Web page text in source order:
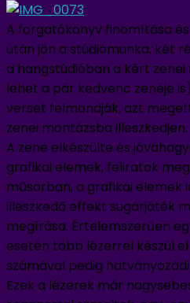
A forgatókönyv finomítása
után jön a stúdiómunka, két
a hangstúdióban a kért
lehet a pár kedvenc zenéje
verset felmondják, azt
zenei montázsba illeszkedjen.
A zene elkészülte és
grafikai elemek, feliratok
műsorban, a grafikai elemek
illeszkedő effekt sugárjáték
megírása. Értelemszerűen
esetén több lézerrel készül
számával pedig
Ezek a lézerek már